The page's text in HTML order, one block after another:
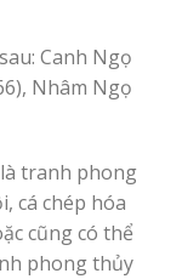
Canh Ngọ
Nhâm Ngọ
là tranh phong
cá chép hóa
cũng có thể
phong thủy